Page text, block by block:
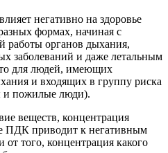
негативно на здоровье
формах, начиная с
работы органов дыхания,
заболеваний и даже летальным
для людей, имеющих
и входящих в группу риска
и пожилые люди).
веществ, концентрация
ПДК приводит к негативным
того, концентрация какого